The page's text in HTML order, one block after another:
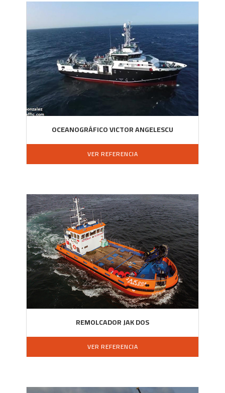
OCEANOGRÁFICO VICTOR ANGELESCU
VER REFERENCIA
REMOLCADOR JAK DOS
VER REFERENCIA